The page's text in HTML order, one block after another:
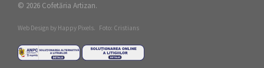
© 2026 Cofetăria Artizan.
Web Design by Happy Pixels. Foto: Cristians